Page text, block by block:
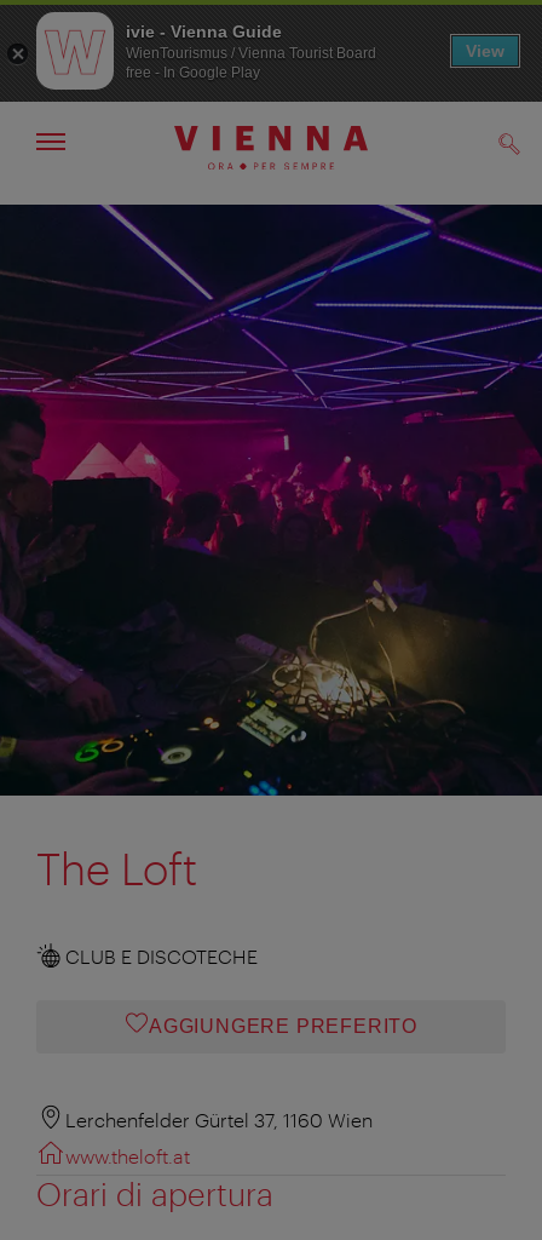
Alla
Al
Mostra/nascondi
The Loft
CLUB E DISCOTECHE
AGGIUNGERE PREFERITO
Lerchenfelder Gürtel 37, 1160 Wien
www.theloft.at
Orari di apertura
ivie - Vienna Guide
WienTourismus / Vienna Tourist Board
free - In Google Play
View